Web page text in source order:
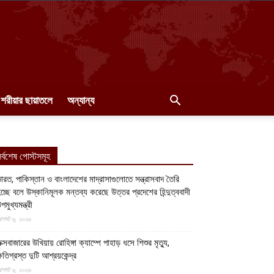
শরীয়ার ছায়াতলে অন্যান্য
পোস্টসমূহ
পাকিস্তান ও বাংলাদেশের মাদ্রাসাগুলোতে সন্ত্রাসবাদ তৈরি
বলে উস্কানিমূলক মন্তব্য করেছে উত্তর প্রদেশের হিন্দুত্ববাদী
৬, ২০২৬
উখিয়ায় রোহিঙ্গা ক্যাম্পে পাহাড় ধসে শিশুর মৃত্যু,
দুটি আশ্রয়কেন্দ্র
৬, ২০২৬